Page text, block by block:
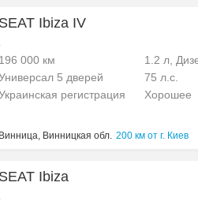
SEAT Ibiza IV
.
196 000 км 1.2 л,
5 дверей
75 л.с.
регистрация
Хорошее
Винница, Винницкая обл. 200 км от г. Киев
SEAT Ibiza
.